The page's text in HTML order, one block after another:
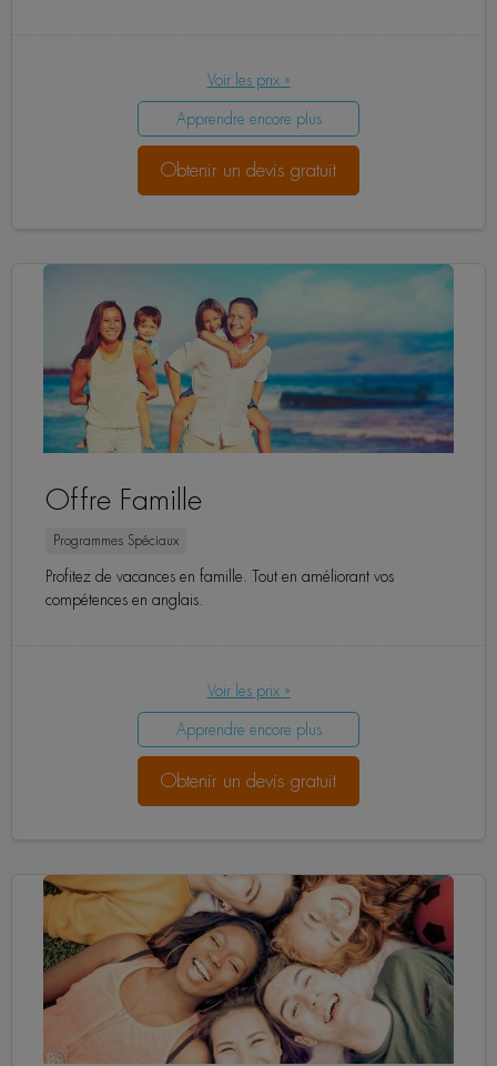
Voir les prix »
Apprendre encore plus
Obtenir un devis gratuit
Offre Famille
Programmes Spéciaux
Profitez de vacances en famille. Tout en améliorant vos
compétences en anglais.
Voir les prix »
Apprendre encore plus
Obtenir un devis gratuit